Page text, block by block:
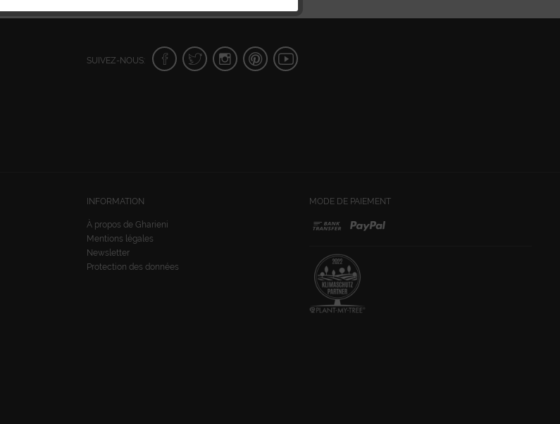
SUIVEZ-NOUS:
INFORMATION
À propos de Gharieni
Mentions légales
Newsletter
Protection des données
MODE DE PAIEMENT